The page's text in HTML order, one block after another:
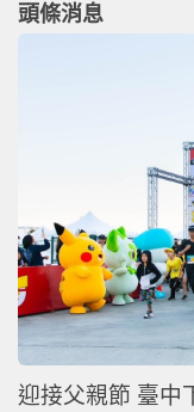
頭條消息
迎接父親節 臺中